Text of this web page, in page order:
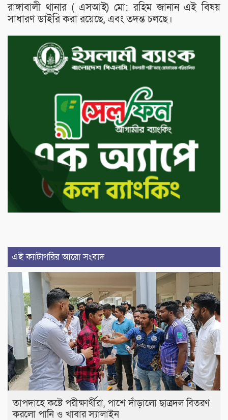
রাঙ্গাবালী থানার ( এসআই) মো: রহিম জানান এই বিষয়
সাধারণ ডাইরি করা রয়েছে, এবং তদন্ত চলছে।
এই ক্যাটাগরির আরো সংবাদ
তাপদাহে কষ্টে পরীক্ষার্থীরা, পাশে দাঁড়ালো ছাত্রদল বিতরণ
করলো পানি ও খাবার স্যালাইন